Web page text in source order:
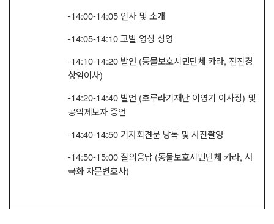
-14:00-14:05 인사 및 소개
-14:05-14:10고발 영상 상영
-14:10-14:20 발언 (동물보호시민단체 카라, 전진경
상임이사)
-14:20-14:40 발언 (호루라기재단 이영기 이사장) 및
공익제보자 증언
-14:40-14:50 기자회견문 낭독 및 사진촬영
-14:50-15:00 질의응답 (동물보호시민단체 카라,서
국화 자문변호사)